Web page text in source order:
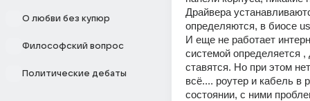
О любви без купюр
Философский вопрос
Политические дебаты
Драйвера
И еще не работает
системой определяется ,
ставятся. Но при этом
всё.... роутер и кабель в
состоянии, с ними